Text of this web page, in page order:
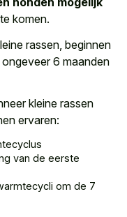
komen.
rassen, beginnen
6 maanden
kleine rassen
ervaren:
van de eerste
om de 7